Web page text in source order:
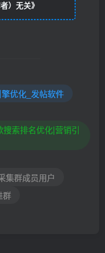
）无关》
优化_发帖软件
索排名优化|营销引
集群成员用户
群